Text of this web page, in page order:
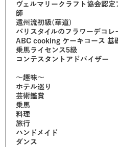
ヴェルマリークラフト協会認
師
遠州流初級(華道)
パリスタイルのフラワーデコ
ABC cooking ケーキコース
乗馬ライセンス5級
コンテスタントアドバイザー
〜趣味〜
ホテル巡り
芸術鑑賞
乗馬
料理
旅行
ハンドメイド
ダンス